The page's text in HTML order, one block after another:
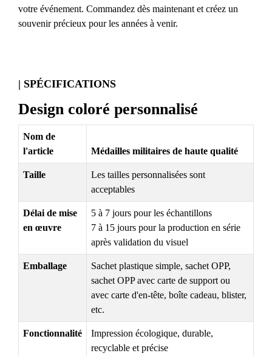
votre événement. Commandez dès maintenant et créez un
souvenir précieux pour les années à venir.
| SPÉCIFICATIONS
Design coloré personnalisé
Nom de
l'article
Médailles militaires de haute qualité
Taille
Les tailles personnalisées sont
acceptables
Délai de mise
en œuvre
5 à 7 jours pour les échantillons
7 à 15 jours pour la production en série
après validation du visuel
Emballage
Sachet plastique simple, sachet OPP,
sachet OPP avec carte de support ou
avec carte d'en-tête, boîte cadeau, blister,
etc.
Fonctionnalité
Impression écologique, durable,
recyclable et précise